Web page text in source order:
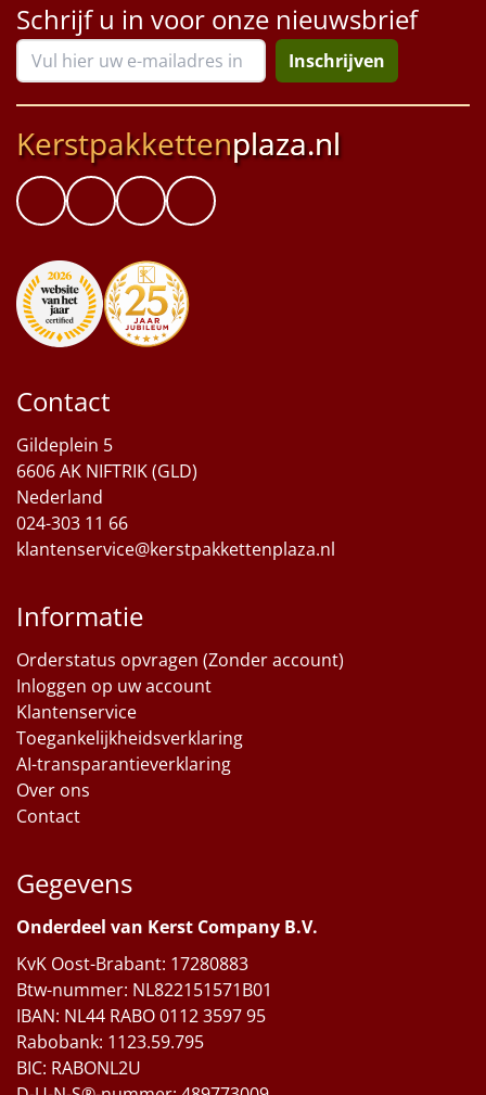
Schrijf u in voor onze nieuwsbrief
Inschrijven
Kerstpakkettenplaza.nl
Contact
Gildeplein 5
6606 AK NIFTRIK (GLD)
Nederland
024-303 11 66
klantenservice@kerstpakkettenplaza.nl
Informatie
Orderstatus opvragen (Zonder account)
Inloggen op uw account
Klantenservice
Toegankelijkheidsverklaring
AI-transparantieverklaring
Over ons
Contact
Gegevens
Onderdeel van Kerst Company B.V.
KvK Oost-Brabant: 17280883
Btw-nummer: NL822151571B01
IBAN: NL44 RABO 0112 3597 95
Rabobank: 1123.59.795
BIC: RABONL2U